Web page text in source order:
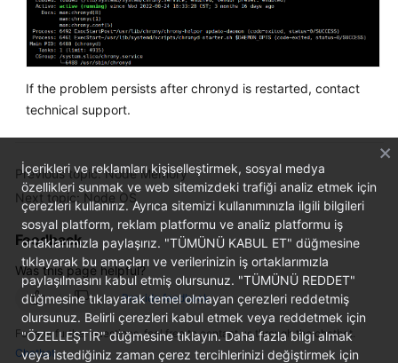
More
Documents
General
Reference
Shared
Responsibilities
Service
Level
Agreement
White
Papers
If the problem persists after chronyd is restarted, contact
technical support.
Previous topic: Node Memory
Next topic: Node OS
Feedback
Was this page helpful?
Provide feedback
For any further questions, feel free to contact us through the chatbot.
Chatbot
İçerikleri ve reklamları kişiselleştirmek, sosyal medya
özellikleri sunmak ve web sitemizdeki trafiği analiz etmek için
çerezleri kullanırız. Ayrıca sitemizi kullanımınızla ilgili bilgileri
sosyal platform, reklam platformu ve analiz platformu iş
ortaklarımızla paylaşırız. "TÜMÜNÜ KABUL ET" düğmesine
tıklayarak bu amaçları ve verilerinizin iş ortaklarımızla
paylaşılmasını kabul etmiş olursunuz. "TÜMÜNÜ REDDET"
düğmesine tıklayarak temel olmayan çerezleri reddetmiş
olursunuz. Belirli çerezleri kabul etmek veya reddetmek için
"ÖZELLEŞTİR" düğmesine tıklayın. Daha fazla bilgi almak
veya istediğiniz zaman çerez tercihlerinizi değiştirmek için